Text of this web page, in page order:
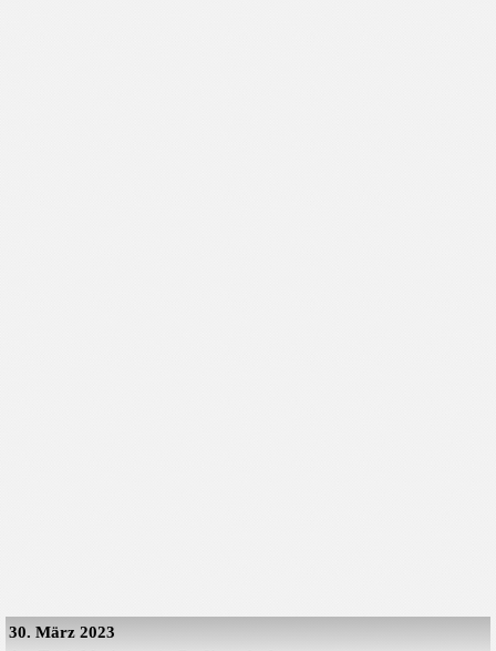
30. März 2023